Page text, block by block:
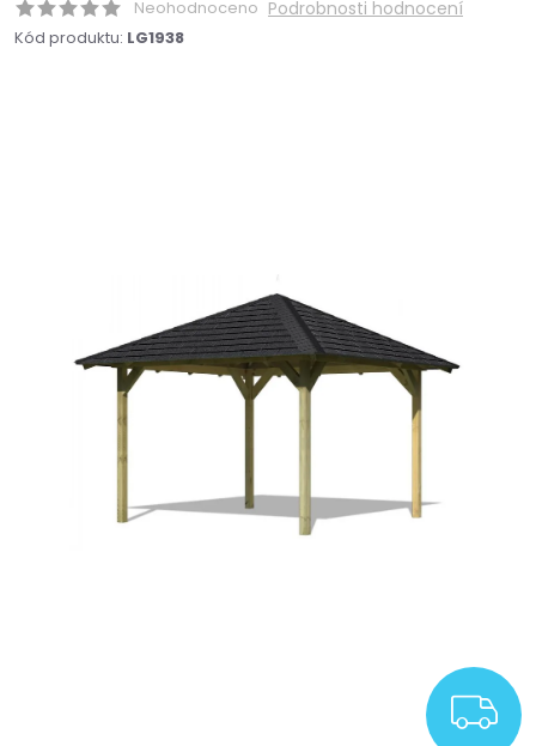
Neohodnoceno Podrobnosti hodnocení
Kód produktu: LG1938